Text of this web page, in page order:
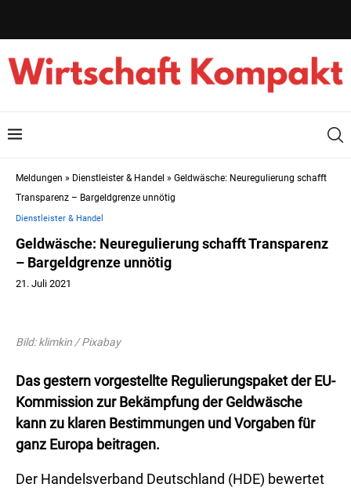
Meldungen » Dienstleister & Handel » Geldwäsche: Neuregulierung schafft
Transparenz – Bargeldgrenze unnötig
Dienstleister & Handel
Geldwäsche: Neuregulierung schafft Transparenz
– Bargeldgrenze unnötig
21. Juli 2021
Bild: klimkin / Pixabay
Das gestern vorgestellte Regulierungspaket der EU-
Kommission zur Bekämpfung der Geldwäsche
kann zu klaren Bestimmungen und Vorgaben für
ganz Europa beitragen.
Der Handelsverband Deutschland (HDE) bewertet